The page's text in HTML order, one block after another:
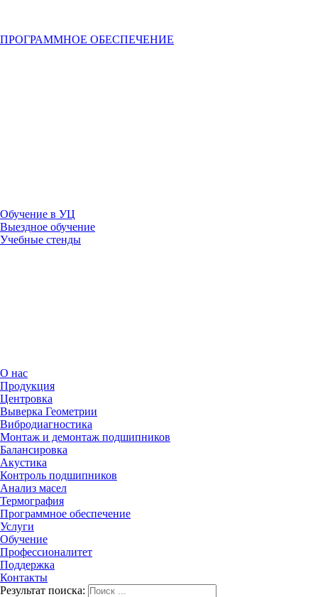
ПРОГРАММНОЕ ОБЕСПЕЧЕНИЕ
Обучение в УЦ
Выездное обучение
Учебные стенды
О нас
Продукция
Центровка
Выверка Геометрии
Вибродиагностика
Монтаж и демонтаж подшипников
Балансировка
Акустика
Контроль подшипников
Анализ масел
Термография
Программное обеспечение
Услуги
Обучение
Профессионалитет
Поддержка
Контакты
Результат поиска: